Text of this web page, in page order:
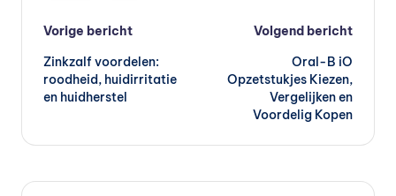
Bericht
navigatie
Vorige bericht
Zinkzalf voordelen:
roodheid, huidirritatie
en huidherstel
Volgend bericht
Oral-B iO
Opzetstukjes Kiezen,
Vergelijken en
Voordelig Kopen